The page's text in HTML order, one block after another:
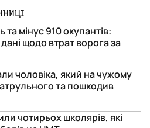
та мінус 910 окупантів:
щодо втрат ворога за
чоловіка, який на чужому
та пошкодив
чотирьох школярів, які